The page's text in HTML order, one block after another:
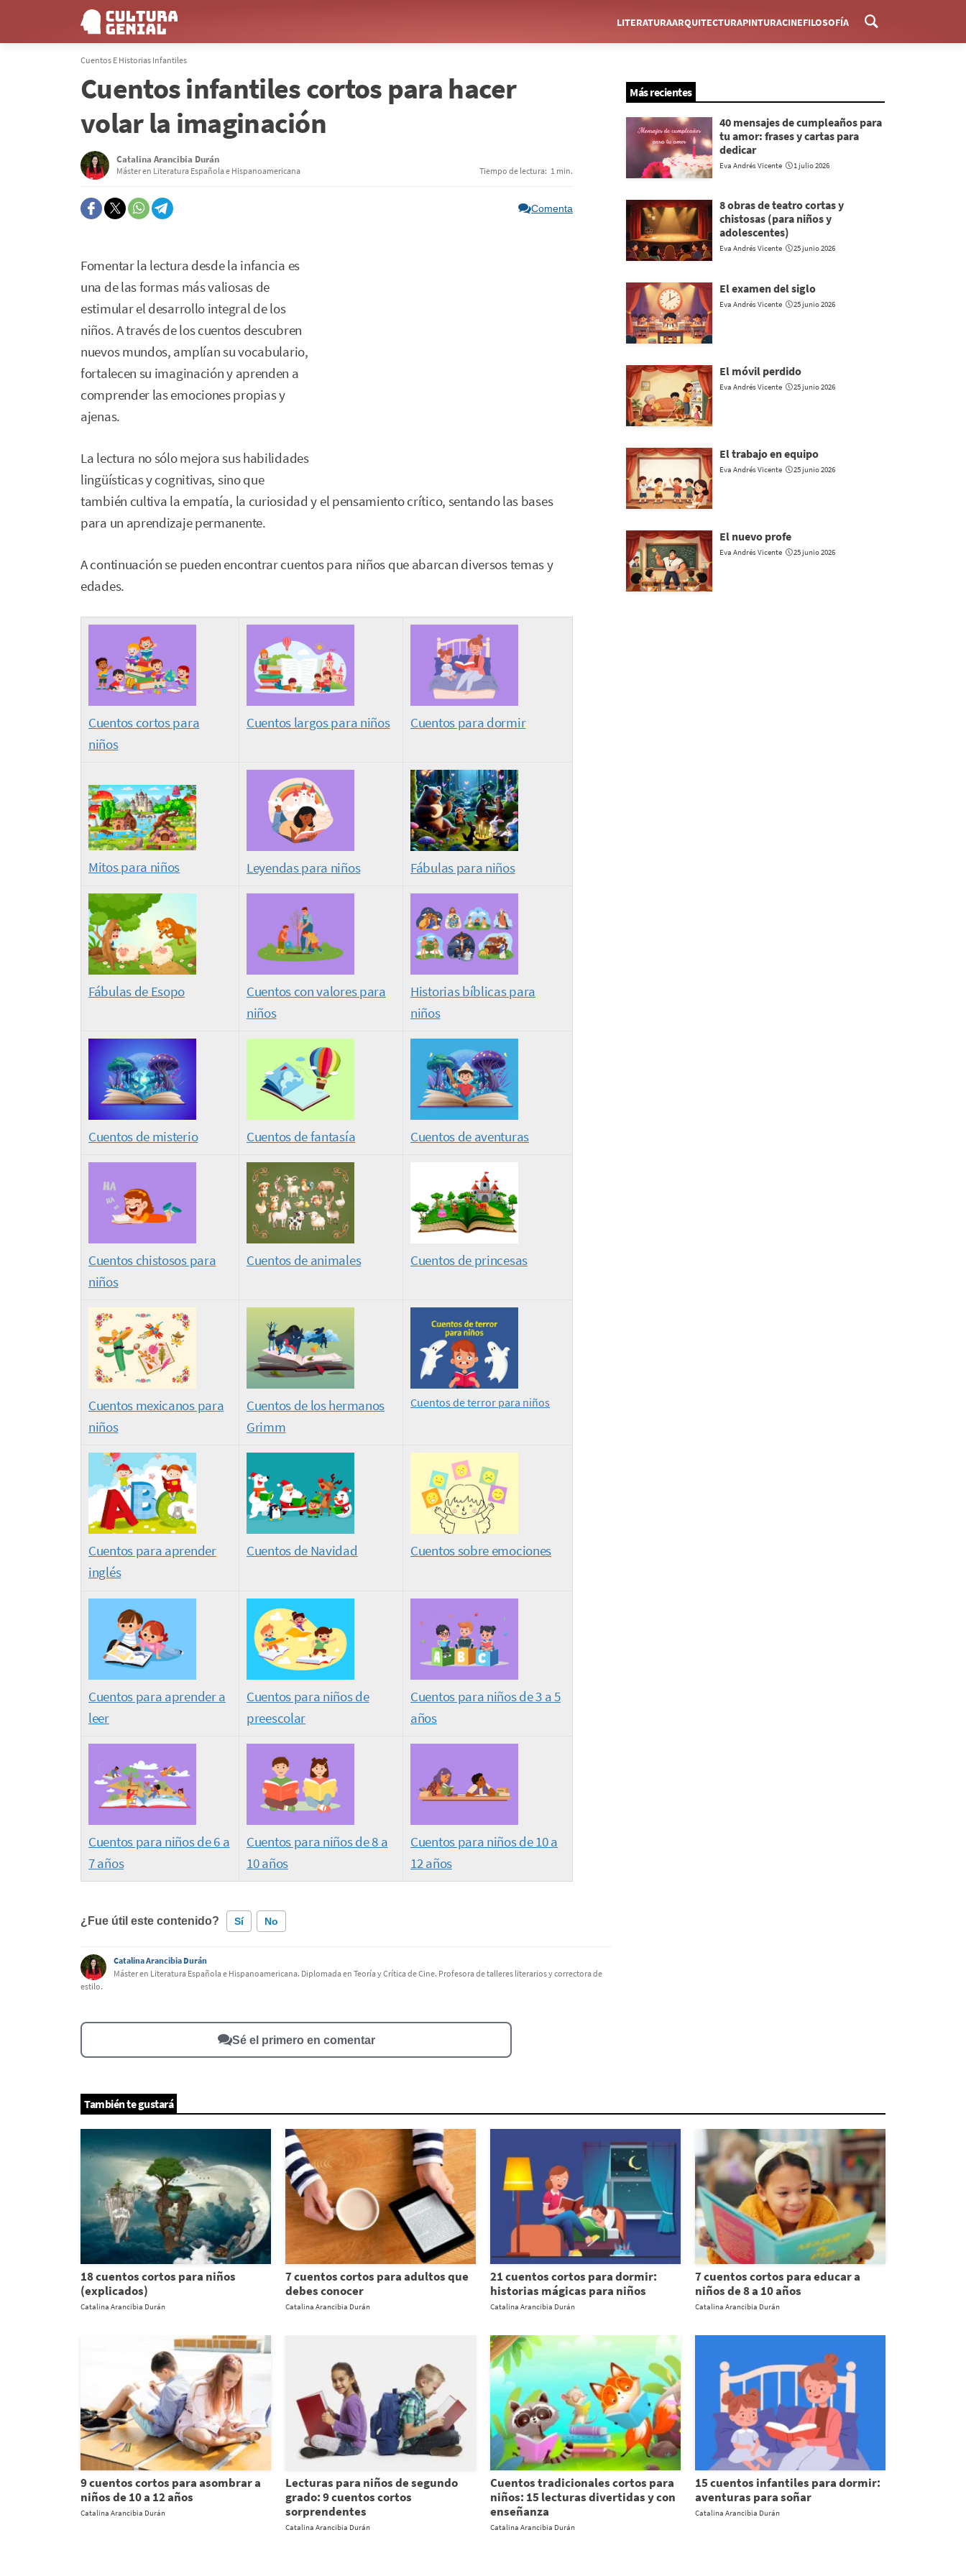
Menú
LITERATURAARQUITECTURAPINTURACINEFILOSOFÍA
Cuentos E Historias Infantiles
Cuentos infantiles cortos para hacer
volar la imaginación
Catalina Arancibia Durán
Máster en Literatura Española e Hispanoamericana Tiempo de lectura: 1 min.
Comenta
Fomentar la lectura desde la infancia es
una de las formas más valiosas de
estimular el desarrollo integral de los
niños. A través de los cuentos descubren
nuevos mundos, amplían su vocabulario,
fortalecen su imaginación y aprenden a
comprender las emociones propias y
ajenas.
La lectura no sólo mejora sus habilidades
lingüísticas y cognitivas, sino que
también cultiva la empatía, la curiosidad y el pensamiento crítico, sentando las bases
para un aprendizaje permanente.
A continuación se pueden encontrar cuentos para niños que abarcan diversos temas y
edades.
Cuentos cortos para
niños
Cuentos largos para niños Cuentos para dormir
Mitos para niños Leyendas para niños Fábulas para niños
Fábulas de Esopo
Cuentos con valores para
niños
Historias bíblicas para
niños
Cuentos de misterio Cuentos de fantasía Cuentos de aventuras
Cuentos chistosos para
niños
Cuentos de animales Cuentos de princesas
Cuentos mexicanos para
niños
Cuentos de los hermanos
Grimm
Cuentos de terror para niños
Cuentos para aprender
inglés
Cuentos de Navidad Cuentos sobre emociones
Cuentos para aprender a
leer
Cuentos para niños de
preescolar
Cuentos para niños de 3 a 5
años
Cuentos para niños de 6 a
7 años
Cuentos para niños de 8 a
10 años
Cuentos para niños de 10 a
12 años
¿Fue útil este contenido? Sí No
Este contenido contiene información incorrecta
Otro
Catalina Arancibia Durán
Máster en Literatura Española e Hispanoamericana. Diplomada en Teoría y Crítica de Cine. Profesora de talleres literarios y correctora de
estilo.
Sé el primero en comentar
Más recientes
40 mensajes de cumpleaños para
tu amor: frases y cartas para
dedicar
Eva Andrés Vicente 1 julio 2026
8 obras de teatro cortas y
chistosas (para niños y
adolescentes)
Eva Andrés Vicente 25 junio 2026
El examen del siglo
Eva Andrés Vicente 25 junio 2026
El móvil perdido
Eva Andrés Vicente 25 junio 2026
El trabajo en equipo
Eva Andrés Vicente 25 junio 2026
El nuevo profe
Eva Andrés Vicente 25 junio 2026
También te gustará
18 cuentos cortos para niños
(explicados)
Catalina Arancibia Durán
7 cuentos cortos para adultos que
debes conocer
Catalina Arancibia Durán
21 cuentos cortos para dormir:
historias mágicas para niños
Catalina Arancibia Durán
7 cuentos cortos para educar a
niños de 8 a 10 años
Catalina Arancibia Durán
9 cuentos cortos para asombrar a
niños de 10 a 12 años
Catalina Arancibia Durán
Lecturas para niños de segundo
grado: 9 cuentos cortos
sorprendentes
Catalina Arancibia Durán
Cuentos tradicionales cortos para
niños: 15 lecturas divertidas y con
enseñanza
Catalina Arancibia Durán
15 cuentos infantiles para dormir:
aventuras para soñar
Catalina Arancibia Durán